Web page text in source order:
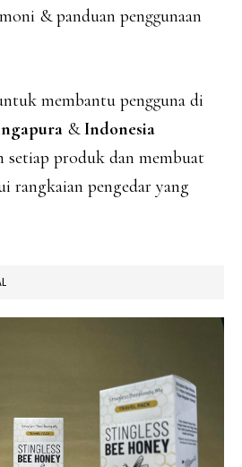
& panduan penggunaan
membantu pengguna di
&Indonesia
setiap produk dan membuat
rangkaian pengedar yang